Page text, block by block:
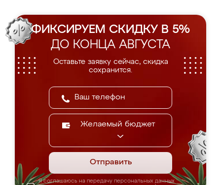
ФИКСИРУЕМ СКИДКУ В 5%
ДО КОНЦА АВГУСТА
Оставьте заявку сейчас, скидка
сохранится.
Желаемый бюджет
Отправить
Я соглашаюсь на передачу персональных данных